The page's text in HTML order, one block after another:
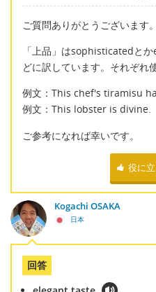
ご質問ありがとうございます。
「上品」はsophisticatedと
どに訳しています。それぞれ
例文：This chef's tiramisu
例文：This lobster is divine.
ご参考になれば幸いです。
役に
Kogachi OSAKA
日本
回答